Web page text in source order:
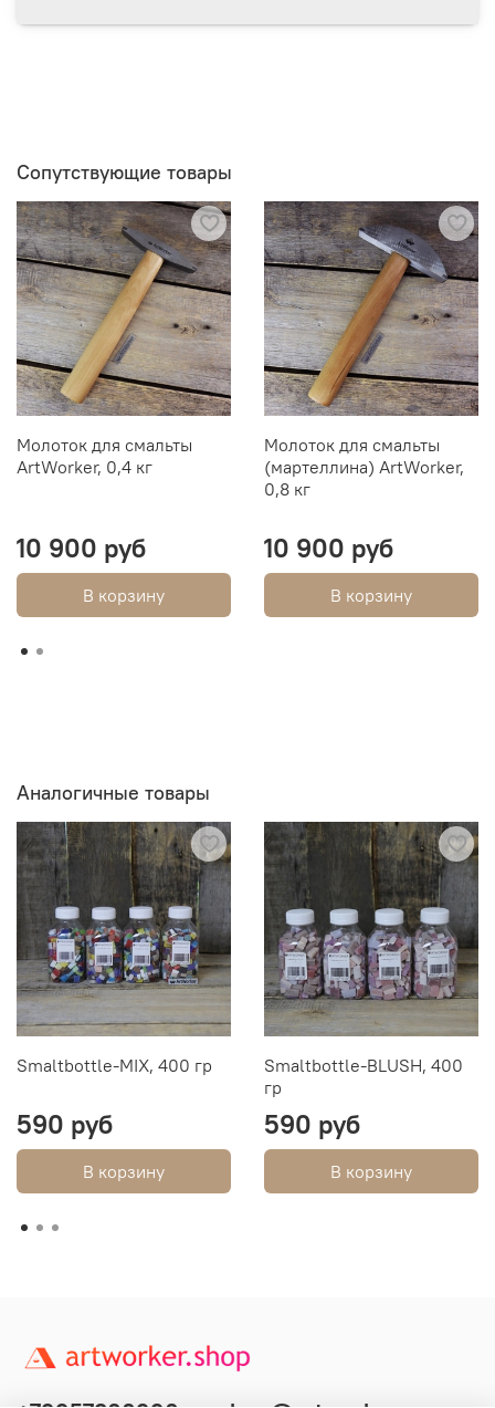
Сопутствующие товары
Молоток для смальты
ArtWorker, 0,4 кг
10 900 руб
В корзину
Молоток для смальты
(мартеллина) ArtWorker,
0,8 кг
10 900 руб
В корзину
Аналогичные товары
Smaltbottle-MIX, 400 гр
590 руб
В корзину
Smaltbottle-BLUSH, 400
гр
590 руб
В корзину